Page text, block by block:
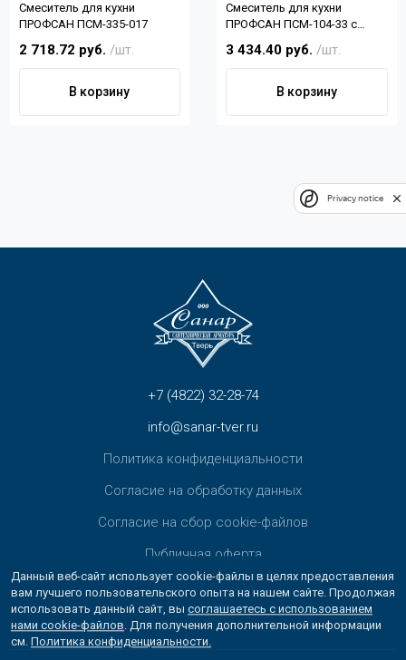
Смеситель для кухни
ПРОФСАН ПСМ-335-017
2 718.72 руб. /шт.
В корзину
Смеситель для кухни
ПРОФСАН ПСМ-104-33 с
выдвижной лейкой
3 434.40 руб. /шт.
В корзину
+7 (4822) 32-28-74
info@sanar-tver.ru
Политика конфиденциальности
Согласие на обработку данных
Согласие на сбор cookie-файлов
Публичная оферта
Возврат товара
Контакты
Данный веб-сайт использует cookie-файлы в целях предоставления
вам лучшего пользовательского опыта на нашем сайте. Продолжая
использовать данный сайт, вы соглашаетесь с использованием
нами cookie-файлов. Для получения дополнительной информации
см. Политика конфиденциальности.
Privacy notice